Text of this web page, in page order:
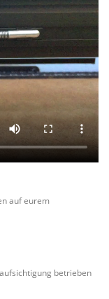
auf eurem
betrieben